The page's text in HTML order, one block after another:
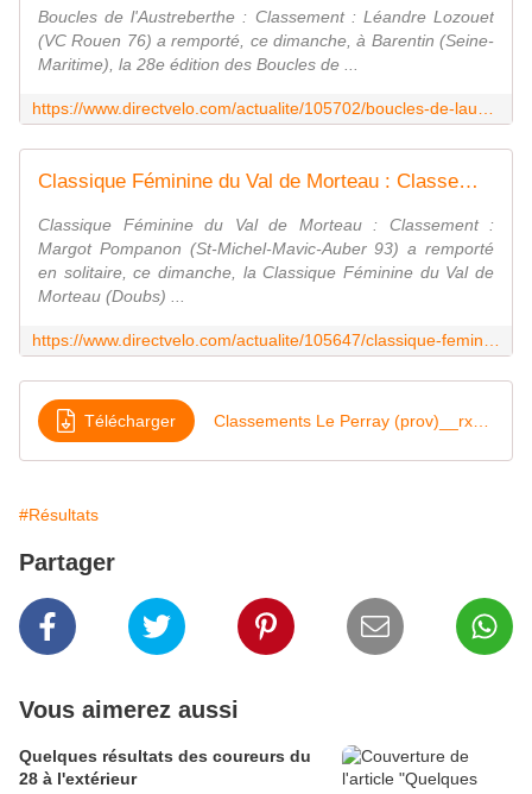
Boucles de l'Austreberthe : Classement : Léandre Lozouet
(VC Rouen 76) a remporté, ce dimanche, à Barentin (Seine-
Maritime), la 28e édition des Boucles de ...
Classique Féminine du Val de Morteau : Classement - Actualité - DirectVelo
Classique Féminine du Val de Morteau : Classement :
Margot Pompanon (St-Michel-Mavic-Auber 93) a remporté
en solitaire, ce dimanche, la Classique Féminine du Val de
Morteau (Doubs) ...
Télécharger
#Résultats
Partager
Vous aimerez aussi
Quelques résultats des coureurs du
28 à l'extérieur